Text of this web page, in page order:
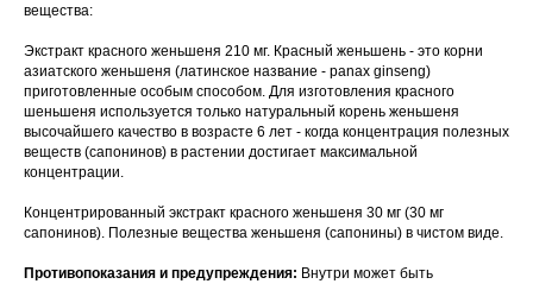
вещества:
Экстракт красного женьшеня 210 мг. Красный женьшень - это корни
азиатского женьшеня (латинское название - panax ginseng)
приготовленные особым способом. Для изготовления красного
шеньшеня используется только натуральный корень женьшеня
высочайшего качество в возрасте 6 лет - когда концентрация полезных
веществ (сапонинов) в растении достигает максимальной
концентрации.
Концентрированный экстракт красного женьшеня 30 мг (30 мг
сапонинов). Полезные вещества женьшеня (сапонины) в чистом виде.
Противопоказания и предупреждения: Внутри может быть